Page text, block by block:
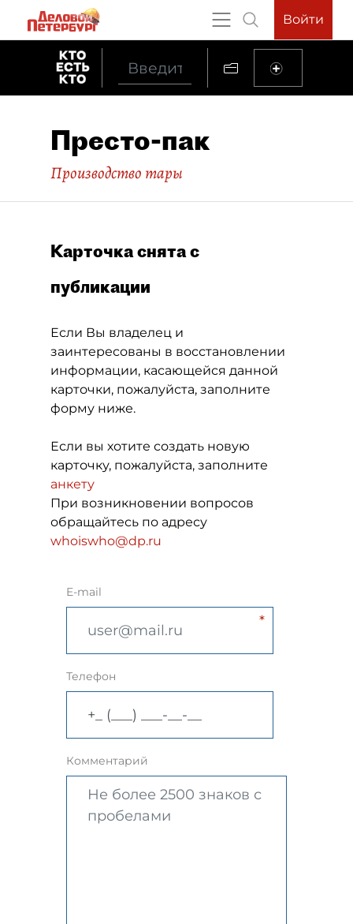
Войти
Престо-пак
Производство тары
Карточка снята с
публикации
Если Вы владелец и
заинтересованы в восстановлении
информации, касающейся данной
карточки, пожалуйста, заполните
форму ниже.
Если вы хотите создать новую
карточку, пожалуйста, заполните
анкету
При возникновении вопросов
обращайтесь по адресу
whoiswho@dp.ru
E-mail
Телефон
Комментарий